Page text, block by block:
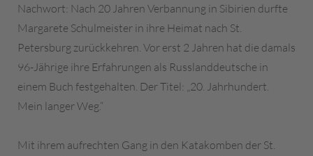
Nachwort: Nach 20 Jahren Verbannung in Sibirien durfte
Margarete Schulmeister in ihre Heimat nach St.
Petersburg zurückkehren. Vor erst 2 Jahren hat die damals
96-Jährige ihre Erfahrungen als Russlanddeutsche in
einem Buch festgehalten. Der Titel: „20. Jahrhundert.
Mein langer Weg.“
Mit ihrem aufrechten Gang in den Katakomben der St.